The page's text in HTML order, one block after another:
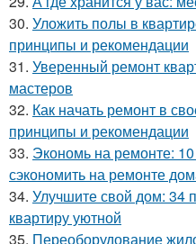
30. Уложить полы в
принципы и рекомендации
31. Уверенный ремонт
мастеров
32. Как начать ремонт в
принципы и рекомендации
33. Экономь на ремонте:
сэкономить на ремонте
34. Улучшите свой дом: 34
квартиру уютной
35. Переоборудование